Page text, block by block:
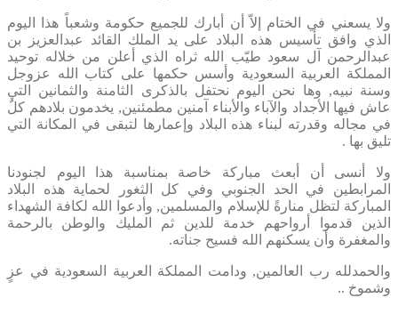
ولا يسعني في الختام إلاّ أن أبارك للجميع حكومة وشعباً هذا اليوم
الذي وافق تأسيس هذه البلاد على يد الملك القائد عبدالعزيز بن
عبدالرحمن آل سعود طيّب الله ثراه الذي أعلن من خلاله توحيد
المملكة العربية السعودية وأسس حكمها على كتاب الله عزوجل
وسنة نبيه, وها نحن اليوم نحتفل بالذكرى الثامنة والثمانين التي
عاش فيها الأجداد والآباء والأبناء آمنين مطمئنين, يخدمون بلادهم كلٌ
في مجاله وقدرته لبناء هذه البلاد وإعمارها لتبقى في المكانة التي
تليق بها .
ولا أنسى أن أبعث مباركة خاصة بمناسبة هذا اليوم لجنودنا
المرابطين في الحد الجنوبي وفي كل الثغور لحماية هذه البلاد
المباركة لتظل منارةً للإسلام والمسلمين, وأدعوا الله لكافة الشهداء
الذين قدموا أرواحهم خدمة للدين ثم المليك والوطن بالرحمة
والمغفرة وأن يسكنهم الله فسيح جناته.
والحمدلله رب العالمين, ودامت المملكة العربية السعودية في عزٍ
وشموخ ..